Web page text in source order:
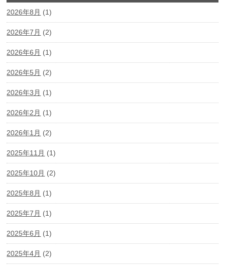
2026年8月 (1)
2026年7月 (2)
2026年6月 (1)
2026年5月 (2)
2026年3月 (1)
2026年2月 (1)
2026年1月 (2)
2025年11月 (1)
2025年10月 (2)
2025年8月 (1)
2025年7月 (1)
2025年6月 (1)
2025年4月 (2)